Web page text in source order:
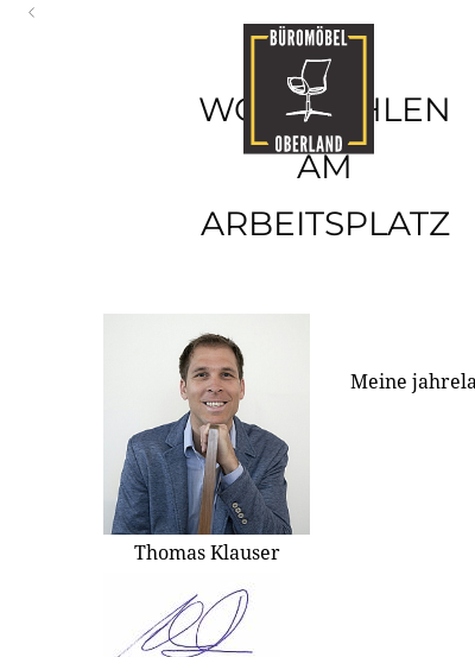
WOHLFÜHLEN
AM
ARBEITSPLATZ
Thomas Klauser
Meine